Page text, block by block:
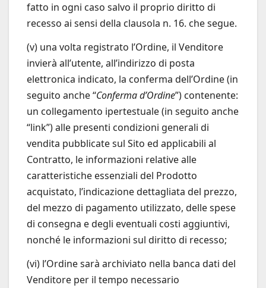
fatto in ogni caso salvo il proprio diritto di
recesso ai sensi della clausola n. 16. che segue.
(v) una volta registrato l’Ordine, il Venditore
invierà all’utente, all’indirizzo di posta
elettronica indicato, la conferma dell’Ordine (in
seguito anche “Conferma d’Ordine”) contenente:
un collegamento ipertestuale (in seguito anche
“link”) alle presenti condizioni generali di
vendita pubblicate sul Sito ed applicabili al
Contratto, le informazioni relative alle
caratteristiche essenziali del Prodotto
acquistato, l’indicazione dettagliata del prezzo,
del mezzo di pagamento utilizzato, delle spese
di consegna e degli eventuali costi aggiuntivi,
nonché le informazioni sul diritto di recesso;
(vi) l’Ordine sarà archiviato nella banca dati del
Venditore per il tempo necessario